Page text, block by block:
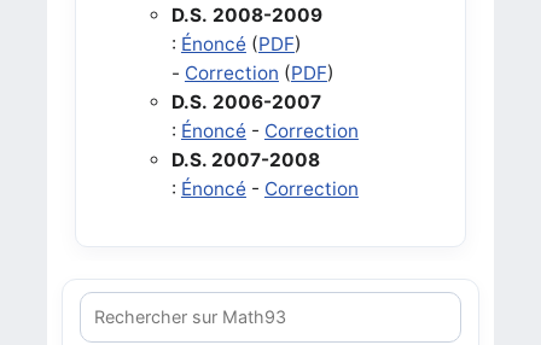
D.S. 2008-2009
: Énoncé (PDF)
- Correction (PDF)
D.S. 2006-2007
: Énoncé - Correction
D.S. 2007-2008
: Énoncé - Correction